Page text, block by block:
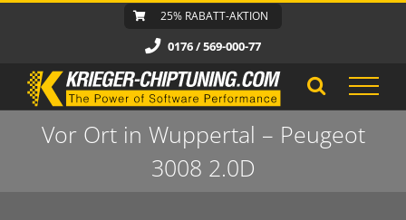
Zum
25% RABATT-AKTION
0176 / 569-000-77
Vor Ort in Wuppertal – Peugeot
3008 2.0D